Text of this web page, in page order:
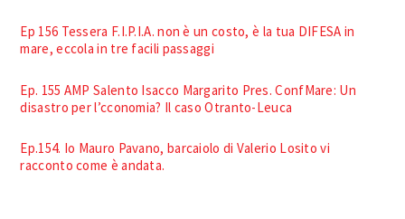
Ep 156 Tessera F.I.P.I.A. non è un costo, è la tua DIFESA in
mare, eccola in tre facili passaggi
Ep. 155 AMP Salento Isacco Margarito Pres. ConfMare: Un
disastro per l’cconomia? Il caso Otranto-Leuca
Ep.154. Io Mauro Pavano, barcaiolo di Valerio Losito vi
racconto come è andata.